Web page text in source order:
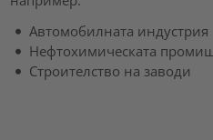
Автомобилната индустрия
Нефтохимическата
Строителство на заводи